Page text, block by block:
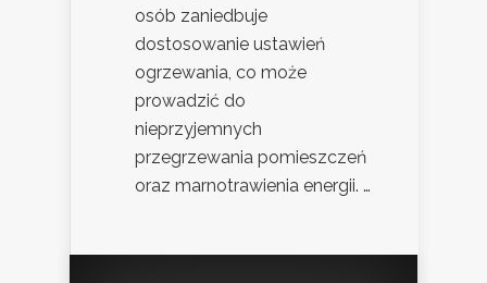
osób zaniedbuje
dostosowanie ustawień
ogrzewania, co może
prowadzić do
nieprzyjemnych
przegrzewania pomieszczeń
oraz marnotrawienia energii. …